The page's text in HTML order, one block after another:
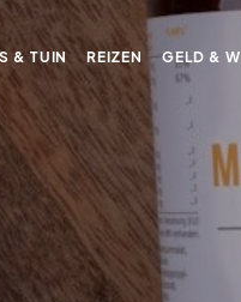
& TUIN REIZEN GELD &